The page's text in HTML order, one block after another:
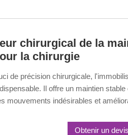
chirurgical de la
la chirurgie
de précision chirurgicale,
Il offre un maintien
mouvements indésirables et
Obtenir un devis